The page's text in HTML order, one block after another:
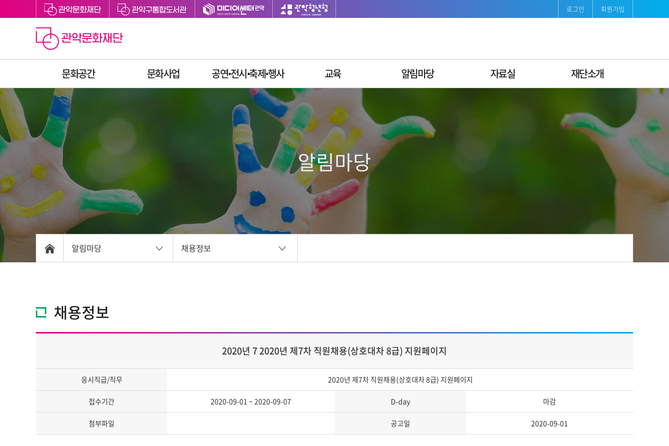
로그인 회원가입
문화공간
관악아트홀
관악구립도서관
관악어린이라운지
싱글벙글교육센터
미디어센터관악
관천로 문화플랫폼
S1472
관악청년청
공간대관
문화사업
예술지원
축제
문화향유
예술교육
문화복지
청년문화
후원
공연ꞏ전시ꞏ축제ꞏ행사
이달의 일정
공연안내
전시안내
축제안내
행사안내
교육
싱글벙글교육센터
알림마당
재단소식
사업공고
입찰공고
채용정보
질문과답변
자주묻는질문
자료실
보도자료
발간자료
서식자료
재단소개
재단소개
인사말
연혁
조직도ꞏ팀별안내
비전·미션 & CI
경영공시
지속가능경영
오시는길
알림마당
알림마당 채용정보
채용정보
2020년 7 2020년 제7차 직원채용(상호대차 8급) 지원페이지
응시직급/직무 2020년 제7차 직원채용(상호대차 8급) 지원페이지
접수기간 2020-09-01 ~ 2020-09-07 D-day 마감
첨부파일 공고일 2020-09-01